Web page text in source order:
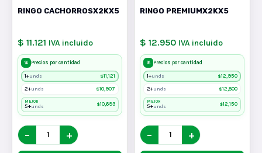
RINGO CACHORROSX2KX5
$ 11.121 IVA incluido
% Precios por cantidad
1+unds $11,121
2+unds $10,907
MEJOR
5+unds $10,693
− +
RINGO PREMIUMX2KX5
$ 12.950 IVA incluido
% Precios por cantidad
1+unds $12,950
2+unds $12,800
MEJOR
5+unds $12,150
− +